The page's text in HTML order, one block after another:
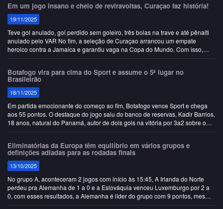
Em um jogo insano e cheio de reviravoltas, Curaçao faz história!
19/11/2025
Teve gol anulado, gol perdido sem goleiro, três bolas na trave e até pênalti
anulado pelo VAR No fim, a seleção de Curaçao arrancou um empate
heroico contra a Jamaica e garantiu vaga na Copa do Mundo. Com isso,
Cu…
Botafogo vira para cima do Sport e assume o 5ª lugar no
Brasileirão
18/11/2025
Em partida emocionante do começo ao fim, Botafogo vence Sport e chega
aos 55 pontos. O destaque do jogo saiu do banco de reservas, Kadir Barrios,
18 anos, natural do Panamá, autor de dois gols na vitória por 3a2 sobre o
Sport. …
Eliminatórias da Europa têm equilíbrio em vários grupos e
definições adiadas para as rodadas finais
13/10/2025
No grupo A, aconteceram 2 jogos com início às 15:45, A Irlanda do Norte
perdeu pra Alemanha de 1 a 0 e a Eslováquia venceu Luxemburgo por 2 a
0, com esses resultados, a Alemanha é líder do grupo com 9 pontos, mesmo
n&ua…